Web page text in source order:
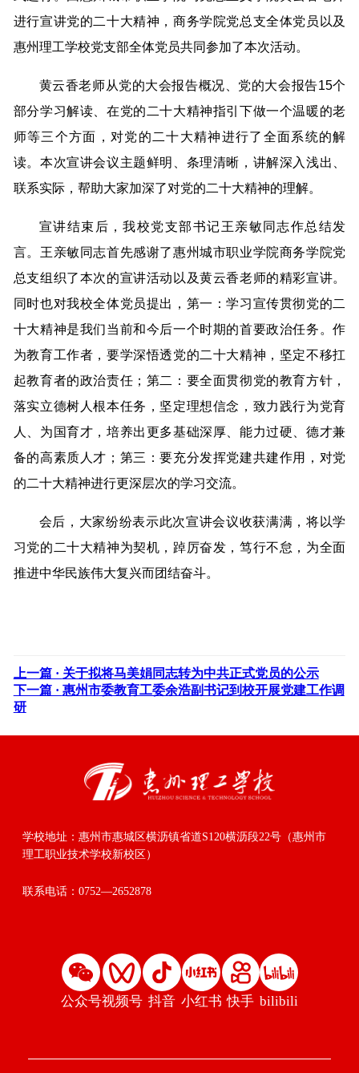
进行宣讲党的二十大精神，商务学院党总支全体党员以及
惠州理工学校党支部全体党员共同参加了本次活动。
黄云香老师从党的大会报告概况、党的大会报告15个
部分学习解读、在党的二十大精神指引下做一个温暖的老
师等三个方面，对党的二十大精神进行了全面系统的解
读。本次宣讲会议主题鲜明、条理清晰，讲解深入浅出、
联系实际，帮助大家加深了对党的二十大精神的理解。
宣讲结束后，我校党支部书记王亲敏同志作总结发
言。王亲敏同志首先感谢了惠州城市职业学院商务学院党
总支组织了本次的宣讲活动以及黄云香老师的精彩宣讲。
同时也对我校全体党员提出，第一：学习宣传贯彻党的二
十大精神是我们当前和今后一个时期的首要政治任务。作
为教育工作者，要学深悟透党的二十大精神，坚定不移扛
起教育者的政治责任；第二：要全面贯彻党的教育方针，
落实立德树人根本任务，坚定理想信念，致力践行为党育
人、为国育才，培养出更多基础深厚、能力过硬、德才兼
备的高素质人才；第三：要充分发挥党建共建作用，对党
的二十大精神进行更深层次的学习交流。
会后，大家纷纷表示此次宣讲会议收获满满，将以学
习党的二十大精神为契机，踔厉奋发，笃行不怠，为全面
推进中华民族伟大复兴而团结奋斗。
上一篇 · 关于拟将马美娟同志转为中共正式党员的公示
下一篇 · 惠州市委教育工委余浩副书记到校开展党建工作调
研
学校地址：惠州市惠城区横沥镇省道S120横沥段22号（惠州市
理工职业技术学校新校区）
联系电话：0752—2652878
公众号视频号 抖音 小红书 快手 bilibili